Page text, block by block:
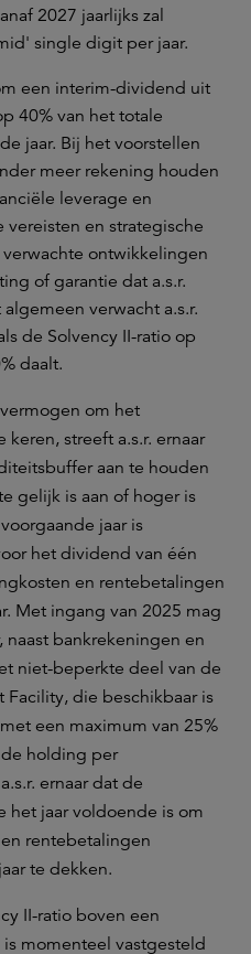
2027 jaarlijks zal
single digit per jaar.
een interim-dividend uit
40% van het totale
jaar. Bij het voorstellen
meer rekening houden
leverage en
en strategische
ontwikkelingen
of garantie dat a.s.r.
verwacht a.s.r.
de Solvency II-ratio op
daalt.
om het
streeft a.s.r. ernaar
aan te houden
gelijk is aan of hoger is
jaar is
het dividend van één
en rentebetalingen
Met ingang van 2025 mag
bankrekeningen en
niet-beperkte deel van de
die beschikbaar is
een maximum van 25%
holding per
ernaar dat de
jaar voldoende is om
rentebetalingen
te dekken.
II-ratio boven een
momenteel vastgesteld